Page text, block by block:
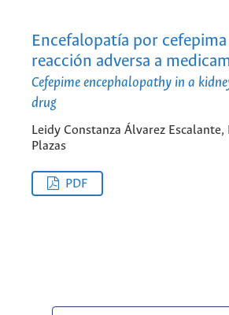
Encefalopatía por
reacción adversa a
Cefepime encephalopathy in a
drug
Leidy Constanza Álvarez Escalante,
Plazas
PDF